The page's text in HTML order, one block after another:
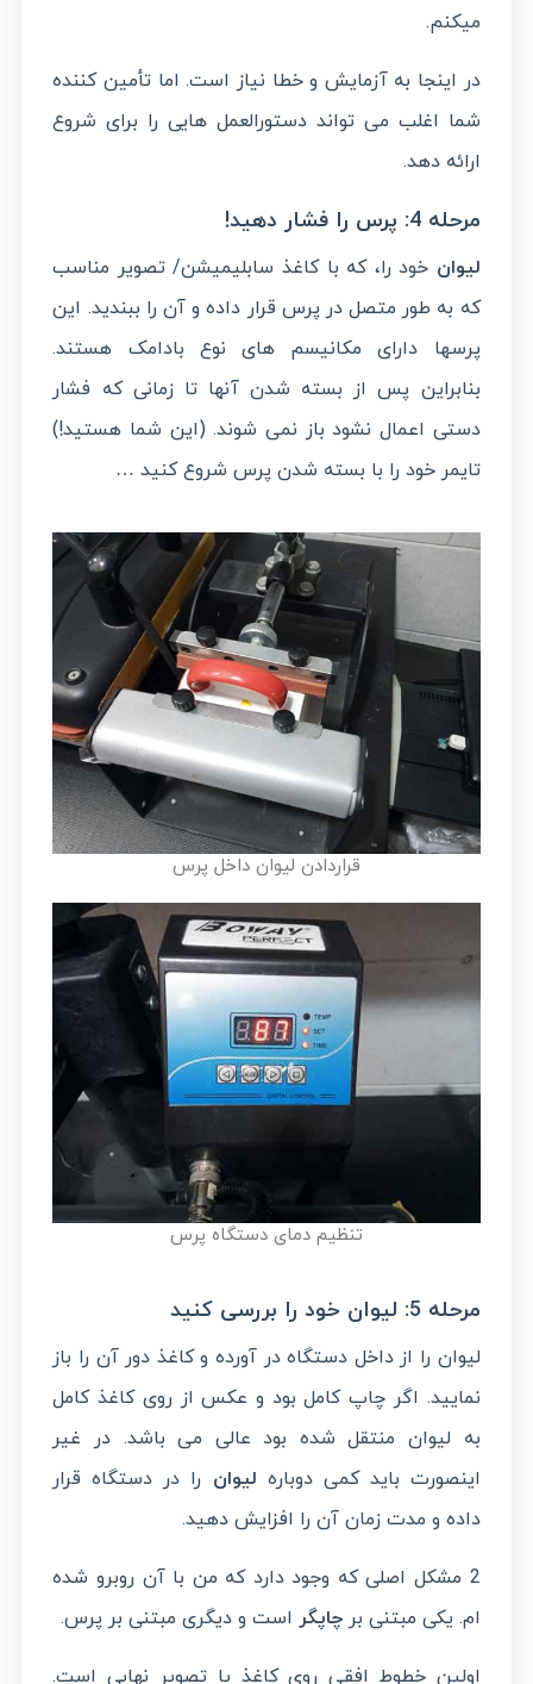
میکنم.
در اینجا به آزمایش و خطا نیاز است. اما تأمین کننده
شما اغلب می تواند دستورالعمل هایی را برای شروع
ارائه دهد.
مرحله 4: پرس را فشار دهید!
لیوان خود را، که با کاغذ سابلیمیشن/ تصویر مناسب
که به طور متصل در پرس قرار داده و آن را ببندید. این
پرسها دارای مکانیسم های نوع بادامک هستند.
بنابراین پس از بسته شدن آنها تا زمانی که فشار
دستی اعمال نشود باز نمی شوند. (این شما هستید!)
تایمر خود را با بسته شدن پرس شروع کنید …
قراردادن لیوان داخل پرس
تنظیم دمای دستگاه پرس
مرحله 5: لیوان خود را بررسی کنید
لیوان را از داخل دستگاه در آورده و کاغذ دور آن را باز
نمایید. اگر چاپ کامل بود و عکس از روی کاغذ کامل
به لیوان منتقل شده بود عالی می باشد. در غیر
اینصورت باید کمی دوباره لیوان را در دستگاه قرار
داده و مدت زمان آن را افزایش دهید.
2 مشکل اصلی که وجود دارد که من با آن روبرو شده
ام. یکی مبتنی برچاپگر است و دیگری مبتنی بر پرس.
اولین خطوط افقی روی کاغذ یا تصویر نهایی است.